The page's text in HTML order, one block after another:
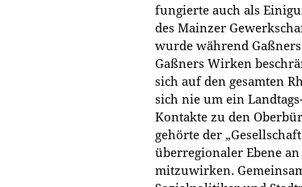
fungierte auch als
des Mainzer
wurde während
Gaßners Wirken
sich auf den gesamten
sich nie um ein
Kontakte zu den
gehörte der
überregionaler Ebene
mitzuwirken.